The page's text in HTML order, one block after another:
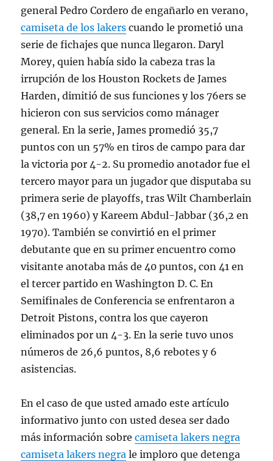
general Pedro Cordero de engañarlo en verano,
camiseta de los lakers cuando le prometió una
serie de fichajes que nunca llegaron. Daryl
Morey, quien había sido la cabeza tras la
irrupción de los Houston Rockets de James
Harden, dimitió de sus funciones y los 76ers se
hicieron con sus servicios como mánager
general. En la serie, James promedió 35,7
puntos con un 57% en tiros de campo para dar
la victoria por 4-2. Su promedio anotador fue el
tercero mayor para un jugador que disputaba su
primera serie de playoffs, tras Wilt Chamberlain
(38,7 en 1960) y Kareem Abdul-Jabbar (36,2 en
1970). También se convirtió en el primer
debutante que en su primer encuentro como
visitante anotaba más de 40 puntos, con 41 en
el tercer partido en Washington D. C. En
Semifinales de Conferencia se enfrentaron a
Detroit Pistons, contra los que cayeron
eliminados por un 4-3. En la serie tuvo unos
números de 26,6 puntos, 8,6 rebotes y 6
asistencias.
En el caso de que usted amado este artículo
informativo junto con usted desea ser dado
más información sobrecamiseta lakers negra
camiseta lakers negra le imploro que detenga